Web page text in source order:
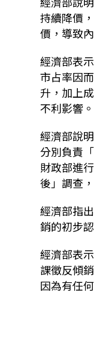
持續降價
價，導致
經濟部表
市占率因
升，加上
不利影響。
經濟部說
分別負責
財政部進
後」調查
經濟部指
銷的初步
經濟部表
課徵反傾
因為有任